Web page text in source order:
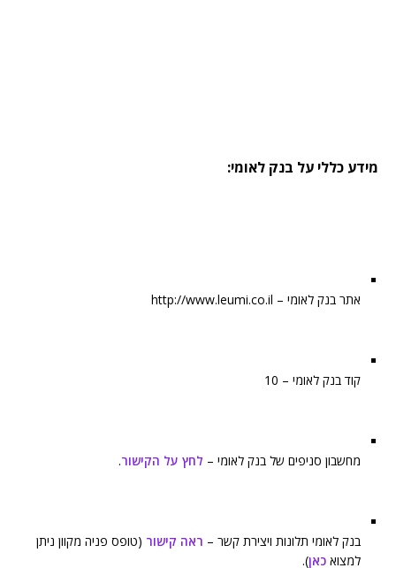
מידע כללי על בנק לאומי:
אתר בנק לאומי – http://www.leumi.co.il
קוד בנק לאומי – 10
מחשבון סניפים של בנק לאומי – לחץ על הקישור.
בנק לאומי תלונות ויצירת קשר – ראה קישור (טופס פניה מקוון ניתן
למצוא כאן).